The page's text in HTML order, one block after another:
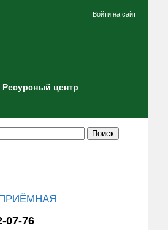
Войти на сайт
Ресурсный центр
07-76